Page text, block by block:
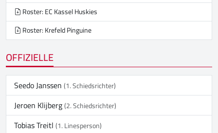
Roster: EC Kassel Huskies
Roster: Krefeld Pinguine
OFFIZIELLE
Seedo Janssen(1. Schiedsrichter)
Jeroen Klijberg(2. Schiedsrichter)
Tobias Treitl(1. Linesperson)